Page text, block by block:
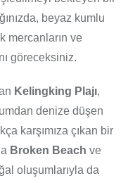
beyaz kumlu
mercanların ve
göreceksiniz.
Kelingking Plajı,
denize düşen
karşımıza çıkan bir
Broken Beach ve
oluşumlarıyla da